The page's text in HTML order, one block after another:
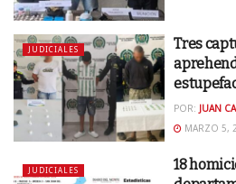
JUDICIALES
Tres
POR: JUAN
MARZO 5,
JUDICIALES
18